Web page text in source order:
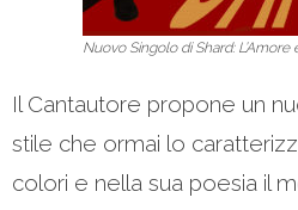
Nuovo Singolo di Shard: L’Amore
Il Cantautore propone un
stile che ormai lo
colori e nella sua poesia il